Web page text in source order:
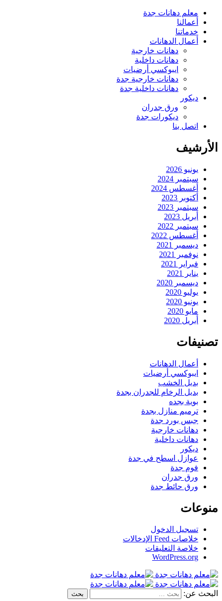
معلم دهانات جدة
أعمالنا
خدماتنا
أعمال الدهانات
دهانات خارجية
دهانات داخلية
ايبوكسي أرضيات
دهانات خارجية جدة
دهانات داخلية جدة
ديكور
ورق جدران
ديكورات جدة
اتصل بنا
الأرشيف
يونيو 2026
سبتمبر 2024
أغسطس 2024
أكتوبر 2023
سبتمبر 2023
أبريل 2023
سبتمبر 2022
أغسطس 2022
ديسمبر 2021
نوفمبر 2021
فبراير 2021
يناير 2021
ديسمبر 2020
يوليو 2020
يونيو 2020
مايو 2020
أبريل 2020
تصنيفات
أعمال الدهانات
ايبوكسي أرضيات
بديل الخشب
بديل الرخام للجدران بجدة
بوية بجده
ترميم منازل بجدة
جبس بورد جدة
دهانات خارجية
دهانات داخلية
ديكور
عوازل اسطح في جدة
فوم جدة
ورق جدران
ورق حائط جدة
منوعات
تسجيل الدخول
خلاصات Feed الإدخالات
خلاصة التعليقات
WordPress.org
البحث عن: